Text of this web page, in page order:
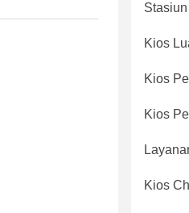
Kios
Kios
Kios
Kios